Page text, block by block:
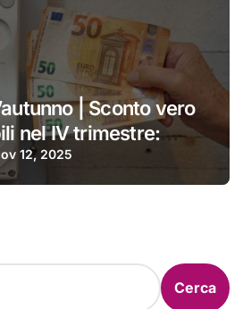
| Sconto vero
nel IV trimestre:
e come
12, 2025
Cerca